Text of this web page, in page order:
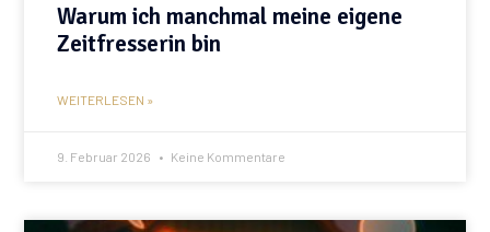
Warum ich manchmal meine eigene
Zeitfresserin bin
WEITERLESEN »
9. Februar 2026 Keine Kommentare